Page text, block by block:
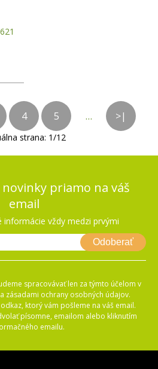
4 5 … >|
strana: 1/12
priamo na váš
email
informácie vždy medzi prvými
Odoberať
spracovávať len za týmto účelom v
zásadami ochrany osobných údajov.
ktorý vám pošleme na váš email.
písomne, emailom alebo kliknutím
emailu.